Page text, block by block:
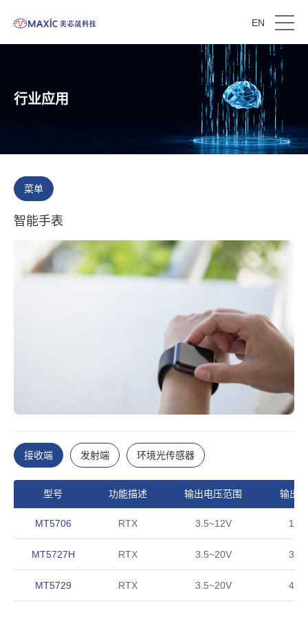
EN
行业应用
菜单
智能手表
接收端 发射端 环境光传感器
型号 功能描述 输出电压范围 输出
MT5706 RTX 3.5~12V 15W
MT5727H RTX 3.5~20V 30W
MT5729 RTX 3.5~20V 40W